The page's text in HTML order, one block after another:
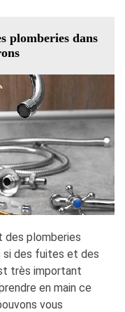
plomberies dans
des plomberies
si des fuites et des
très important
en main ce
vous